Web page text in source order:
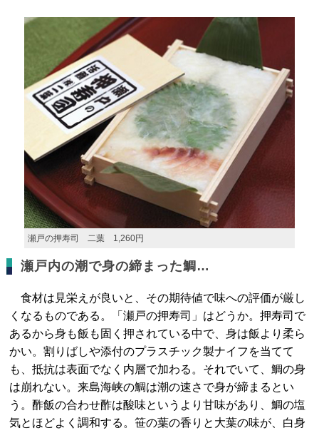
瀬戸の押寿司 二葉 1,260円
瀬戸内の潮で身の締まった鯛…
食材は見栄えが良いと、その期待値で味への評価が厳し
くなるものである。「瀬戸の押寿司」はどうか。押寿司で
あるから身も飯も固く押されている中で、身は飯より柔ら
かい。割りばしや添付のプラスチック製ナイフを当てて
も、抵抗は表面でなく内層で加わる。それでいて、鯛の身
は崩れない。来島海峡の鯛は潮の速さで身が締まるとい
う。酢飯の合わせ酢は酸味というより甘味があり、鯛の塩
気とほどよく調和する。笹の葉の香りと大葉の味が、白身